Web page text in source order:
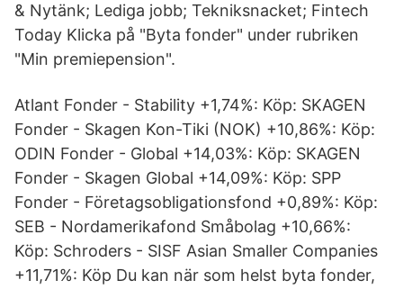
& Nytänk; Lediga jobb; Tekniksnacket; Fintech
Today Klicka på "Byta fonder" under rubriken
"Min premiepension".
Atlant Fonder - Stability +1,74%: Köp: SKAGEN
Fonder - Skagen Kon-Tiki (NOK) +10,86%: Köp:
ODIN Fonder - Global +14,03%: Köp: SKAGEN
Fonder - Skagen Global +14,09%: Köp: SPP
Fonder - Företagsobligationsfond +0,89%: Köp:
SEB - Nordamerikafond Småbolag +10,66%:
Köp: Schroders - SISF Asian Smaller Companies
+11,71%: Köp Du kan när som helst byta fonder,